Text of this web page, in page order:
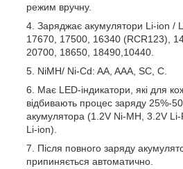
режим вручну.
Заряджає акумулятори Li-ion /
17670, 17500, 16340 (RCR123),
20700, 18650, 18490,10440.
NiMH/ Ni-Cd: AA, AAA, SC, C.
Має LED-індикатори, які для
відбивають процес заряду 25%-
акумулятора (1.2V Ni-MH, 3.2V
Li-ion).
Після повного заряду
припиняється автоматично.